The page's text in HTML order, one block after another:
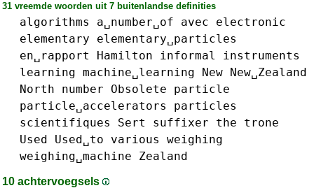
31 vreemde woorden uit 7 buitenlandse definities
algorithms a␣number␣of avec
electronic
elementary
elementary␣particles
en␣rapport
Hamilton informal
instruments
learning machine␣learning New New␣Zealand
North
number Obsolete
particle
particle␣accelerators
particles
scientifiques
Sert suffixer the
trone
Used
Used␣to various
weighing
weighing␣machine
Zealand
10 achtervoegsels